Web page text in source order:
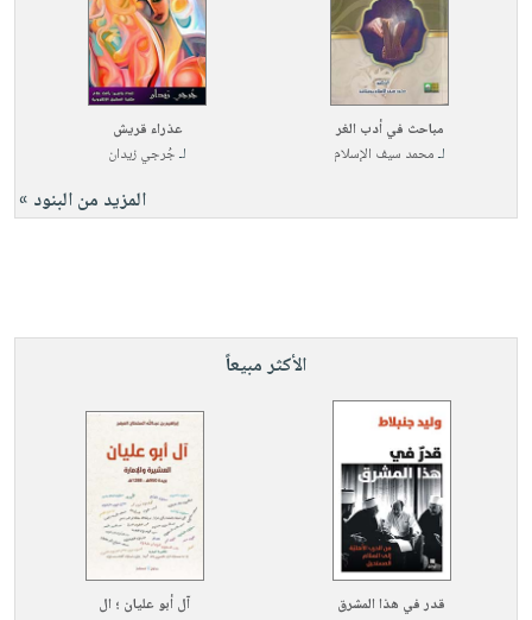
مباحث في أدب الغر
لـمحمد سيف الإسلام
عذراء قريش
لـجُرجي زيدان
المزيد من البنود »
الأكثر مبيعاً
قدر في هذا المشرق
آل أبو عليان ؛ ال